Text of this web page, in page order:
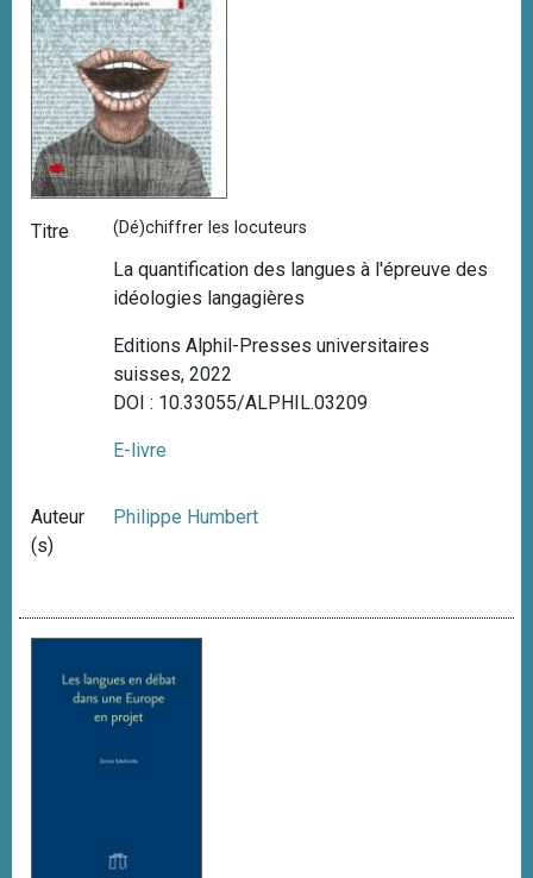
Titre (Dé)chiffrer les locuteurs
La quantification des langues à l'épreuve des
idéologies langagières
Editions Alphil-Presses universitaires
suisses, 2022
DOI : 10.33055/ALPHIL.03209
E-livre
Auteur
(s)
Philippe Humbert